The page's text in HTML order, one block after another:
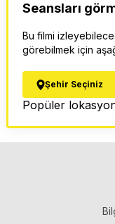
Seansları
Bu filmi
görebilmek için
Şehir Seçiniz
Popüler